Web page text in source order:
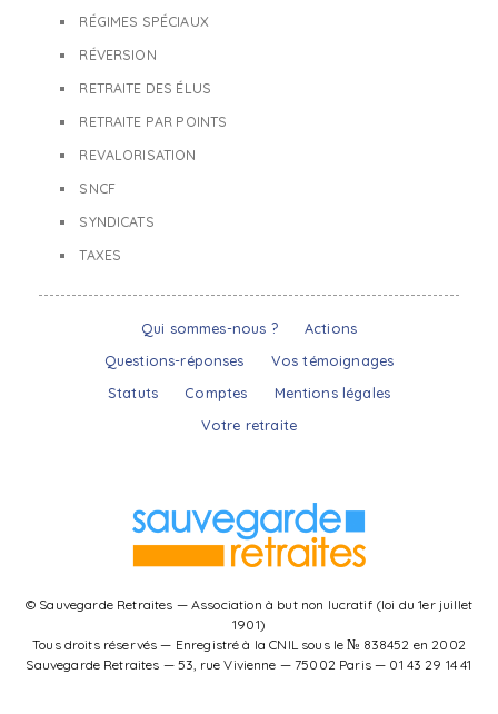
RÉGIMES SPÉCIAUX
RÉVERSION
RETRAITE DES ÉLUS
RETRAITE PAR POINTS
REVALORISATION
SNCF
SYNDICATS
TAXES
Qui sommes-nous ?
Actions
Questions-réponses
Vos témoignages
Statuts
Comptes
Mentions légales
Votre retraite
© Sauvegarde Retraites — Association à but non lucratif (loi du 1er juillet
1901)
Tous droits réservés — Enregistré à la CNIL sous le № 838452 en 2002
Sauvegarde Retraites — 53, rue Vivienne — 75002 Paris — 01 43 29 14 41